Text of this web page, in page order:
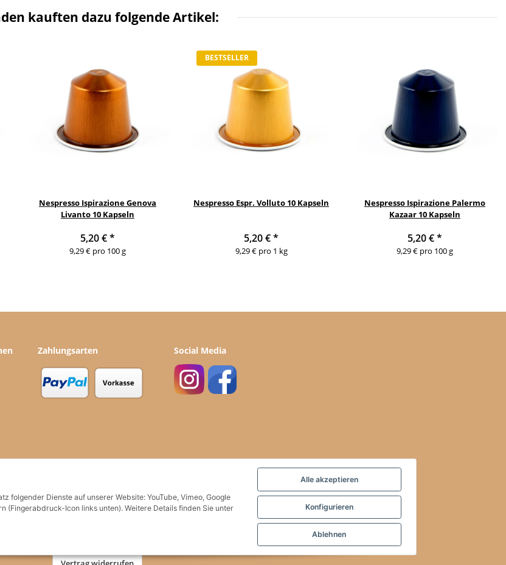
kauften dazu folgende Artikel:
Nespresso Ispirazione Genova
Livanto 10 Kapseln
5,20 €*
9,29 € pro 100 g
BESTSELLER
Nespresso Espr. Volluto 10 Kapseln
5,20 €*
9,29 € pro 1 kg
Nespresso Ispirazione Palermo
Kazaar 10 Kapseln
5,20 €*
9,29 € pro 100 g
Zahlungsarten Social Media
folgender Dienste auf unserer Website: YouTube, Vimeo, Google
(Fingerabdruck-Icon links unten). Weitere Details finden Sie unter
Alle akzeptieren
Konfigurieren
Ablehnen